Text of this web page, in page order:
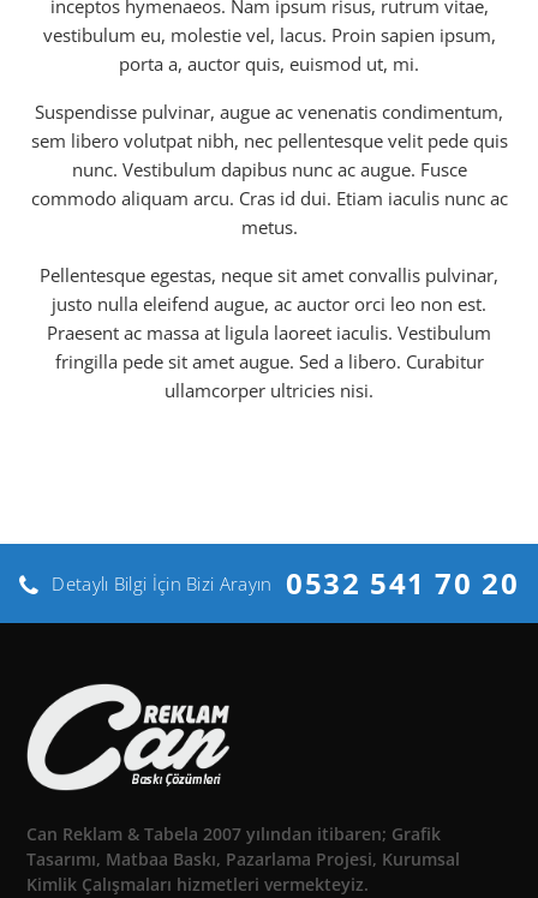
inceptos hymenaeos. Nam ipsum risus, rutrum vitae,
vestibulum eu, molestie vel, lacus. Proin sapien ipsum,
porta a, auctor quis, euismod ut, mi.
Suspendisse pulvinar, augue ac venenatis condimentum,
sem libero volutpat nibh, nec pellentesque velit pede quis
nunc. Vestibulum dapibus nunc ac augue. Fusce
commodo aliquam arcu. Cras id dui. Etiam iaculis nunc ac
metus.
Pellentesque egestas, neque sit amet convallis pulvinar,
justo nulla eleifend augue, ac auctor orci leo non est.
Praesent ac massa at ligula laoreet iaculis. Vestibulum
fringilla pede sit amet augue. Sed a libero. Curabitur
ullamcorper ultricies nisi.
Detaylı Bilgi İçin Bizi Arayın 0532 541 70 20
Can Reklam & Tabela 2007 yılından itibaren; Grafik
Tasarımı, Matbaa Baskı, Pazarlama Projesi, Kurumsal
Kimlik Çalışmaları hizmetleri vermekteyiz.